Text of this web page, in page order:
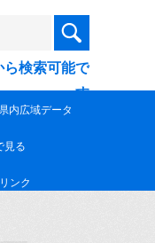
検索可能で
す
県内広域データ
見る
リンク